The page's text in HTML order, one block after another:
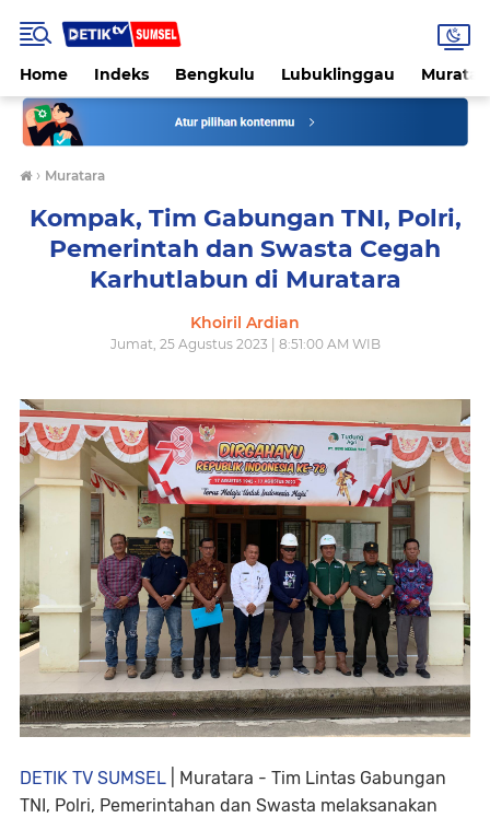
Home Indeks Bengkulu Lubuklinggau
› Muratara
Kompak, Tim Gabungan TNI, Polri,
Pemerintah dan Swasta Cegah
Karhutlabun di Muratara
Khoiril Ardian
Jumat, 25 Agustus 2023 | 8:51:00 AM WIB
DETIK TV SUMSEL | Muratara - Tim Lintas Gabungan
TNI, Polri, Pemerintahan dan Swasta melaksanakan